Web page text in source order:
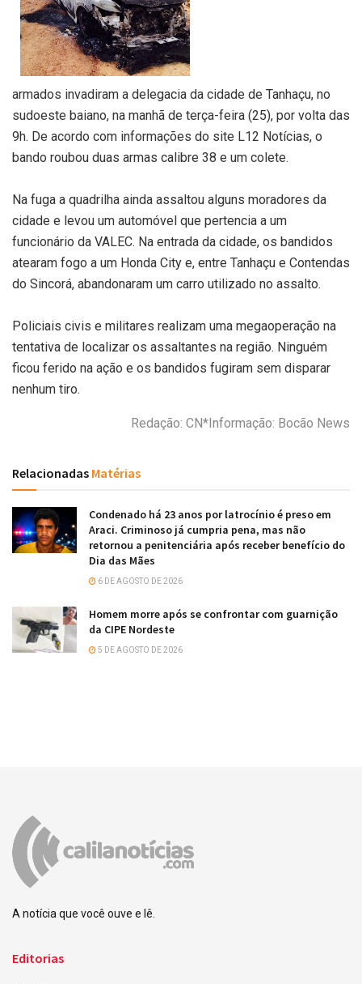
armados invadiram a delegacia da cidade de Tanhaçu, no
sudoeste baiano, na manhã de terça-feira (25), por volta das
9h. De acordo com informações do site L12 Notícias, o
bando roubou duas armas calibre 38 e um colete.
Na fuga a quadrilha ainda assaltou alguns moradores da
cidade e levou um automóvel que pertencia a um
funcionário da VALEC. Na entrada da cidade, os bandidos
atearam fogo a um Honda City e, entre Tanhaçu e Contendas
do Sincorá, abandonaram um carro utilizado no assalto.
Policiais civis e militares realizam uma megaoperação na
tentativa de localizar os assaltantes na região. Ninguém
ficou ferido na ação e os bandidos fugiram sem disparar
nenhum tiro.
Redação: CN*Informação: Bocão News
Relacionadas Matérias
Condenado há 23 anos por latrocínio é preso em
Araci. Criminoso já cumpria pena, mas não
retornou a penitenciária após receber benefício do
Dia das Mães
6 DE AGOSTO DE 2026
Homem morre após se confrontar com guarnição
da CIPE Nordeste
5 DE AGOSTO DE 2026
A notícia que você ouve e lê.
Editorias